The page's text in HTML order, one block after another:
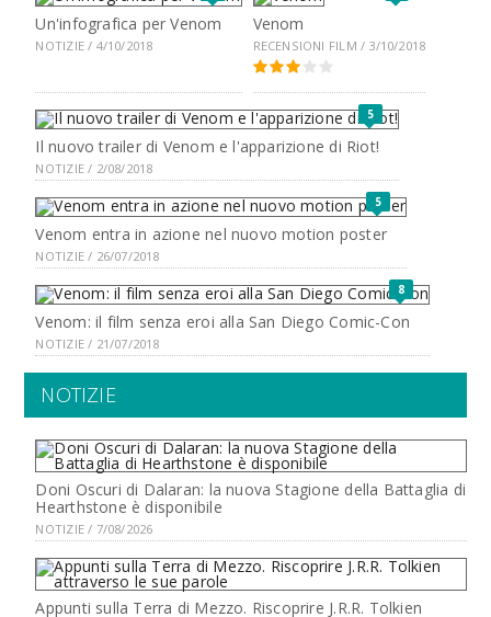
Un'infografica per Venom
NOTIZIE / 4/10/2018
Venom
RECENSIONI FILM / 3/10/2018
5
Il nuovo trailer di Venom e l'apparizione di Riot!
NOTIZIE / 2/08/2018
5
Venom entra in azione nel nuovo motion poster
NOTIZIE / 26/07/2018
8
Venom: il film senza eroi alla San Diego Comic-Con
NOTIZIE / 21/07/2018
NOTIZIE
Doni Oscuri di Dalaran: la nuova Stagione della Battaglia di
Hearthstone è disponibile
NOTIZIE / 7/08/2026
Appunti sulla Terra di Mezzo. Riscoprire J.R.R. Tolkien